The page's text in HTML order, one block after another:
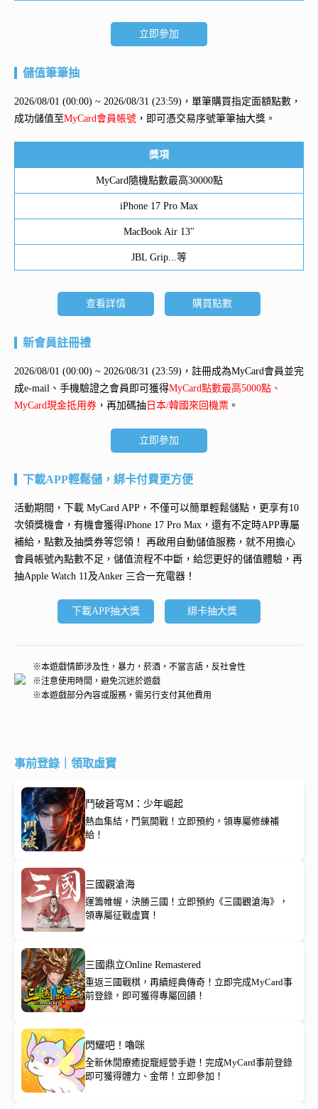
立即參加
儲值筆筆抽
2026/08/01 (00:00) ~ 2026/08/31 (23:59)，單筆購買指定面額點數，
成功儲值至MyCard會員帳號 ，即可憑交易序號筆筆抽大獎。
獎項
MyCard隨機點數最高30000點
iPhone 17 Pro Max
MacBook Air 13"
JBL Grip...等
查看詳情 購買點數
新會員註冊禮
2026/08/01 (00:00) ~ 2026/08/31 (23:59)，註冊成為MyCard會員並完
成e-mail、手機驗證之會員即可獲得MyCard點數最高5000點、
MyCard現金抵用券 ，再加碼抽 日本/韓國來回機票 。
立即參加
下載APP輕鬆儲，綁卡付費更方便
活動期間，下載 MyCard APP，不僅可以簡單輕鬆儲點，更享有10
次領獎機會，有機會獲得iPhone 17 Pro Max ，還有不定時APP專屬
補給，點數及抽獎券等您領！ 再啟用自動儲值服務 ，就不用擔心
會員帳號內點數不足，儲值流程不中斷，給您更好的儲值體驗，再
抽Apple Watch 11及Anker 三合一充電器 ！
下載APP抽大獎 綁卡抽大獎
※本遊戲情節涉及性，暴力，菸酒，不當言語，反社會性
※注意使用時間，避免沉迷於遊戲
※本遊戲部分內容或服務，需另行支付其他費用
事前登錄｜領取虛寶
鬥破蒼穹M：少年崛起
熱血集結，鬥氣開戰！立即預約，領專屬修練補
給！
三國觀滄海
運籌帷幄，決勝三國！立即預約《三國觀滄海》，
領專屬征戰虛寶！
三國鼎立Online Remastered
重返三國戰棋，再續經典傳奇！立即完成MyCard事
前登錄，即可獲得專屬回饋！
閃耀吧！嚕咪
全新休閒療癒捉寵經營手遊！完成MyCard事前登錄
即可獲得體力、金幣！立即參加！